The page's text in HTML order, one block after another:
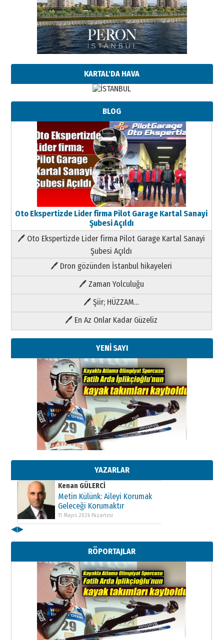
KARTAL'DA HAVA
BLOG
Oto Ekspertizde Lider firma Pilot Garage Kartal Sanayi
Şubesi Açıldı
🖊 Oto Ekspertizde Lider firma Pilot Garage Kartal Sanayi
Şubesi Açıldı
🖊 Dron gözünden İstanbul hikayeleri
🖊 Zaman Yolculuğu
🖊 Şiir; HÜZZAM…
🖊 En Az Onlar Kadar Güzeliz
YENİ SAYI
YAZARLAR
Kenan GÜLERCİ
Metin Külünk: Aileyi Korumak
11 Mayıs 2026 Pazartesi
Kenan GÜLERCİ
Metin Külünk: Aileyi Korumak
Geleceği Korumaktır
11 Mayıs 2026 Pazartesi
Metin Külünk: Aileyi Korumak
Geleceği Korumaktır
11 Mayıs 2026 Pazartesi
◀▶
RÖPORTAJLAR